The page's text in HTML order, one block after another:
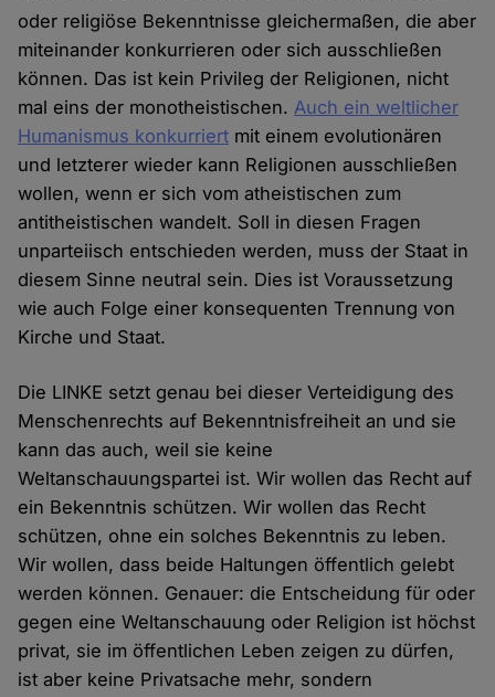
oder religiöse Bekenntnisse gleichermaßen, die aber
miteinander konkurrieren oder sich ausschließen
können. Das ist kein Privileg der Religionen, nicht
mal eins der monotheistischen.Auch ein weltlicher
Humanismus konkurriert mit einem evolutionären
und letzterer wieder kann Religionen ausschließen
wollen, wenn er sich vom atheistischen zum
antitheistischen wandelt. Soll in diesen Fragen
unparteiisch entschieden werden, muss der Staat in
diesem Sinne neutral sein. Dies ist Voraussetzung
wie auch Folge einer konsequenten Trennung von
Kirche und Staat.
Die LINKE setzt genau bei dieser Verteidigung des
Menschenrechts auf Bekenntnisfreiheit an und sie
kann das auch, weil sie keine
Weltanschauungspartei ist. Wir wollen das Recht auf
ein Bekenntnis schützen. Wir wollen das Recht
schützen, ohne ein solches Bekenntnis zu leben.
Wir wollen, dass beide Haltungen öffentlich gelebt
werden können. Genauer: die Entscheidung für oder
gegen eine Weltanschauung oder Religion ist höchst
privat, sie im öffentlichen Leben zeigen zu dürfen,
ist aber keine Privatsache mehr, sondern